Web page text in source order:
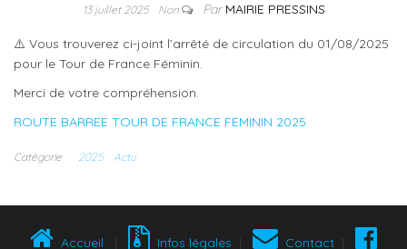
13 juillet 2025 Non ParMAIRIE PRESSINS
⚠️ Vous trouverez ci-joint l’arrêté de circulation du 01/08/2025
pour le Tour de France Féminin.
Merci de votre compréhension.
ROUTE BARREE TOUR DE FRANCE FEMININ 2025
Catégorie 2025 Actu
Accueil | Infos légales | Contact |